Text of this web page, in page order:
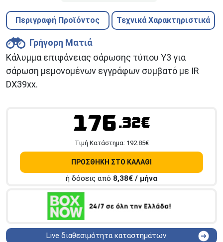
Περιγραφή Προϊόντος Τεχνικά Χαρακτηριστικά
Γρήγορη Ματιά
Κάλυμμα επιφάνειας σάρωσης τύπου Y3 για
σάρωση μεμονομένων εγγράφων συμβατό με IR
DX39xx.
176.32€
Tιμή Κατάστημα: 192.85€
ΠΡΟΣΘΗΚΗ ΣΤΟ ΚΑΛΑΘΙ
ή δόσεις από 8,38€ / μήνα
Live διαθεσιμότητα καταστημάτων